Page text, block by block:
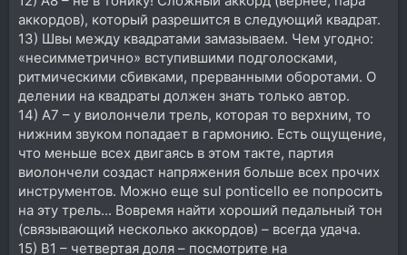
аккордов), который разрешится в следующий квадрат.
13) Швы между квадратами замазываем. Чем угодно:
«несимметрично» вступившими подголосками,
ритмическими сбивками, прерванными оборотами. О
делении на квадраты должен знать только автор.
14) А7 – у виолончели трель, которая то верхним, то
нижним звуком попадает в гармонию. Есть ощущение,
что меньше всех двигаясь в этом такте, партия
виолончели создаст напряжения больше всех прочих
инструментов. Можно еще sul ponticello ее попросить
на эту трель... Вовремя найти хороший педальный тон
(связывающий несколько аккордов) – всегда удача.
15) B1 – четвертая доля – посмотрите на